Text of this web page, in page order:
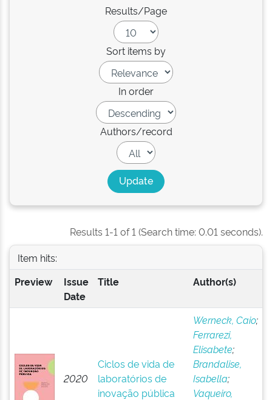
Results/Page
Sort items by
In order
Authors/record
Results 1-1 of 1 (Search time: 0.01 seconds).
Item hits:
Preview
Issue
Date
Title Author(s)
2020
Ciclos de vida de
laboratórios de
inovação pública
Werneck, Caio;
Ferrarezi,
Elisabete;
Brandalise,
Isabella;
Vaqueiro,